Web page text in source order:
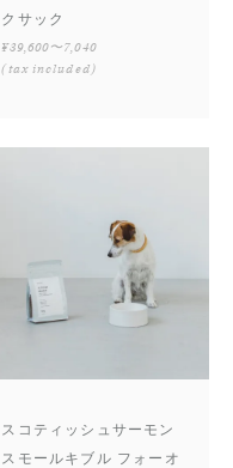
クサック
¥39,600〜7,040
(tax included)
スコティッシュサーモン
スモールキブル フォーオ